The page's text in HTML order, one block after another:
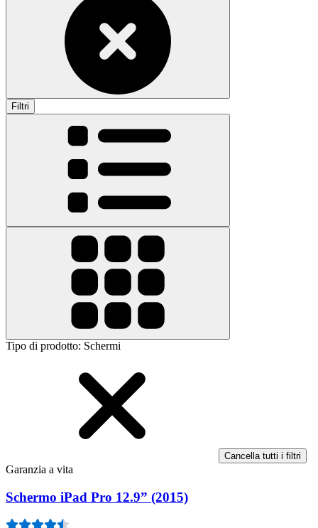
Filtri
Tipo di prodotto: Schermi
Cancella tutti i filtri
Garanzia a vita
Schermo iPad Pro 12.9” (2015)